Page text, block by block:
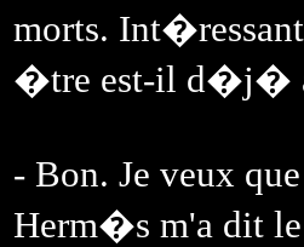
morts.
�tre est-il d�j�
- Bon. Je veux
Herm�s m'a dit le